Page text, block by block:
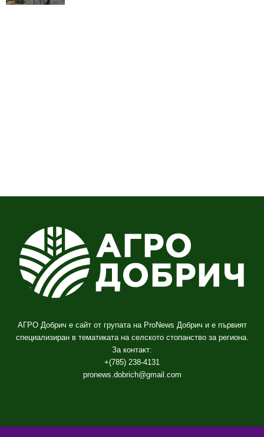
АГРО Добрич е сайт от групата на ProNews Добрич и е първият
специализиран в тематиката на селското стопанство за региона.
За контакт:
+(785) 238-4131
pronews.dobrich@gmail.com